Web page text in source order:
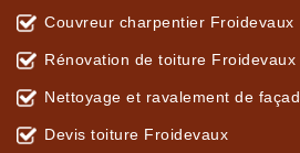
Couvreur charpentier Froidevaux
Rénovation de toiture Froidevaux
Nettoyage et ravalement de
Devis toiture Froidevaux